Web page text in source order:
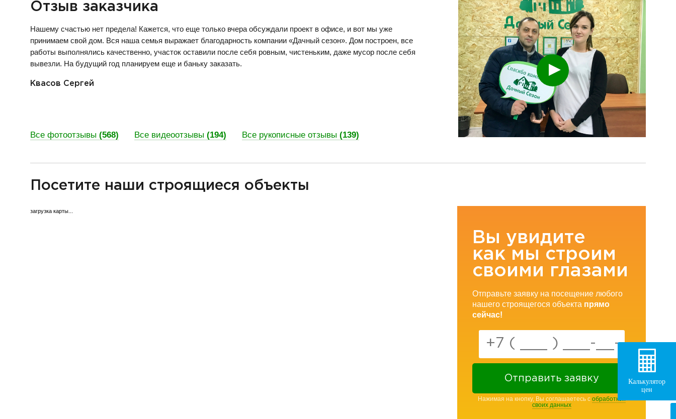
Отзыв заказчика
Нашему счастью нет предела! Кажется, что еще только вчера обсуждали проект в офисе, и вот мы уже
принимаем свой дом. Вся наша семья выражает благодарность компании «Дачный сезон». Дом построен, все
работы выполнялись качественно, участок оставили после себя ровным, чистеньким, даже мусор после себя
вывезли. На будущий год планируем еще и баньку заказать.
Квасов Сергей
Все фотоотзывы (568) Все видеоотзывы (194) Все рукописные отзывы (139)
смотреть
Посетите наши строящиеся объекты
загрузка карты...
Вы увидите
как мы строим
своими глазами
Отправьте заявку на посещение любого
нашего строящегося объекта прямо
сейчас!
Отправить заявку
Нажимая на кнопку, Вы соглашаетесь с обработкой
своих данных
Калькулятор
цен